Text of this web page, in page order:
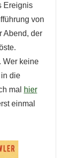
Ereignis
von
Abend, der
Wer keine
die
mal
hier
einmal